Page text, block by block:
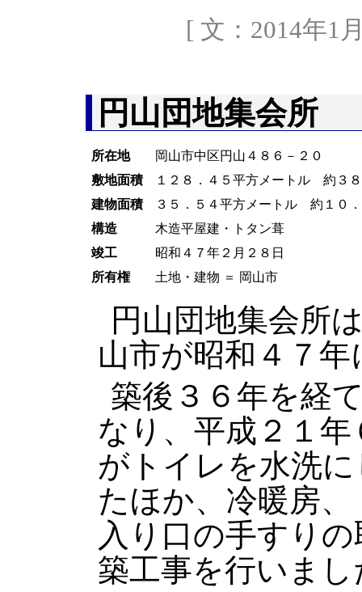
[ 文：2014年1
円山団地集会所
所在地
岡山市中区円山４８６－２０
敷地面積
１２８．４５平方メートル 約３
建物面積
３５．５４平方メートル 約１０
構造
木造平屋建・トタン葺
竣工
昭和４７年２月２８日
所有権
土地・建物 ＝ 岡山市
円山団地集会所
山市が昭和４７
築後３６年を経
なり、平成２１
がトイレを水洗
たほか、冷暖房
入り口の手すり
築工事を行いまし